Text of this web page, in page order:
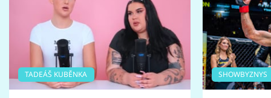
TADEÁŠ KUBĚNKA SHOWBYZNYS